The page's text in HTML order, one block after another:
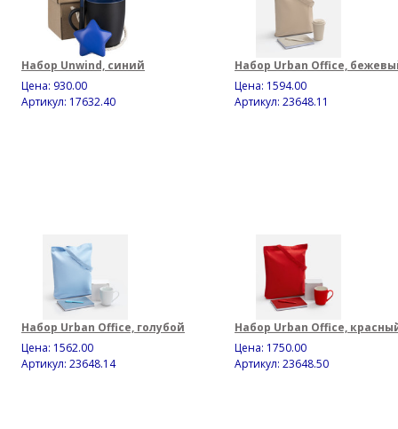
Набор Unwind, синий
Цена: 930.00
Артикул: 17632.40
Набор Urban Office,
Цена: 1594.00
Артикул: 23648.11
Набор Urban Office, голубой
Цена: 1562.00
Артикул: 23648.14
Набор Urban Office,
Цена: 1750.00
Артикул: 23648.50